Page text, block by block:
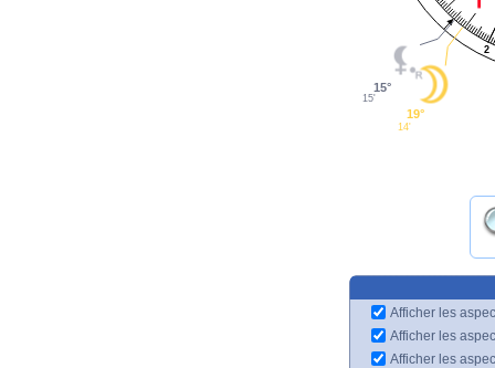
2
15°
15'
19°
14'
Afficher les
Afficher les
Afficher les